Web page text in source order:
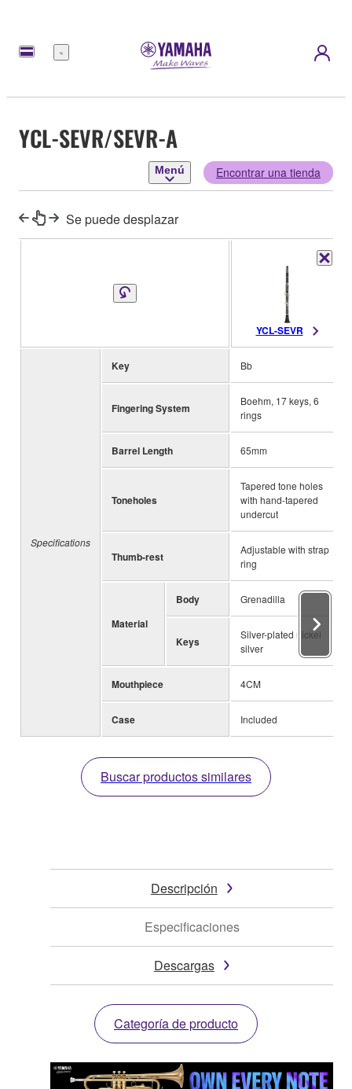
Menú
YCL-SEVR/SEVR-A
Menú Encontrar una tienda
Se puede desplazar
YCL-SEVR
Specifications
Key Bb
Fingering System
Boehm, 17 keys, 6
rings
Barrel Length 65mm
Toneholes
Tapered tone holes
with hand-tapered
undercut
Thumb-rest
Adjustable with strap
ring
Material
Body Grenadilla
Keys
Silver-plated nickel
silver
Mouthpiece 4CM
Case Included
Buscar productos similares
Descripción
Especificaciones
Descargas
Categoría de producto